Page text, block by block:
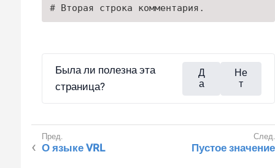
# Вторая строка комментария.
Была ли полезна эта
страница?
Д
а
Не
т
О языке VRL Пустое значение